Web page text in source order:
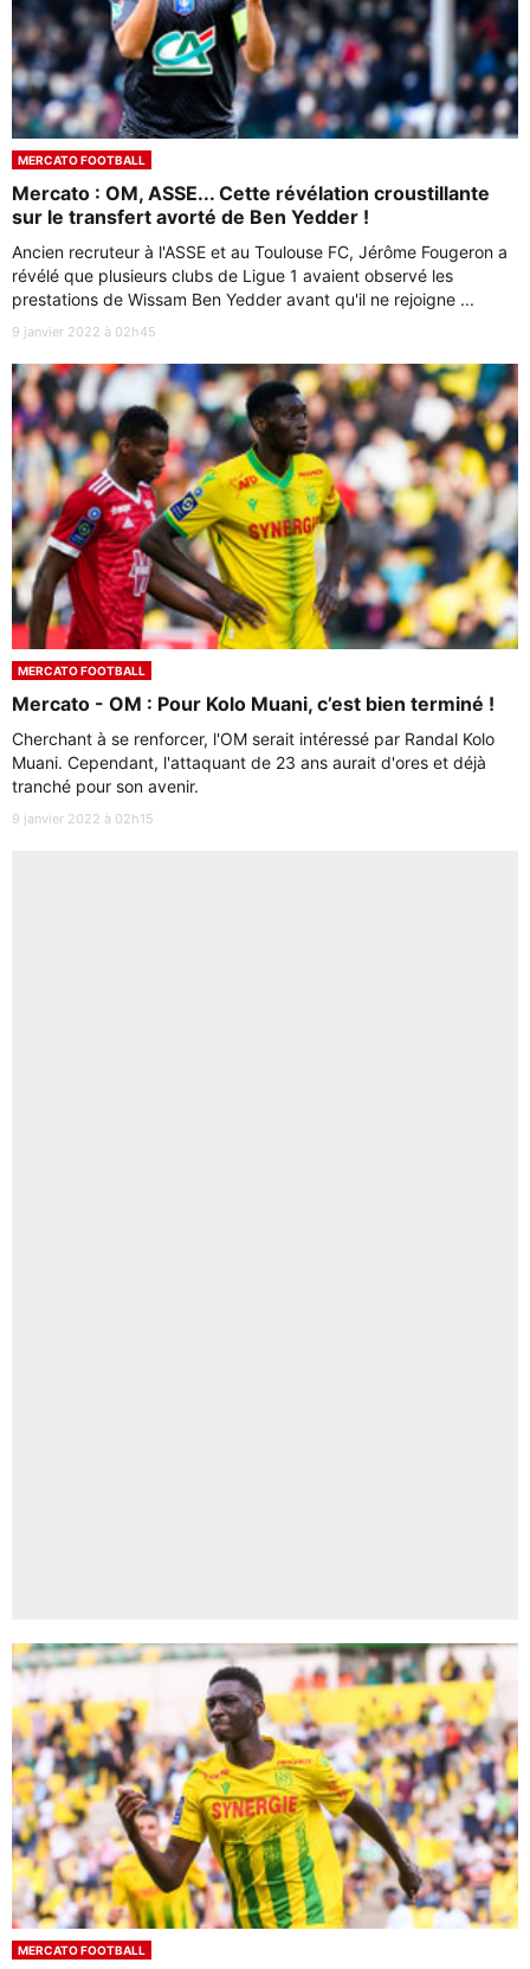
MERCATO FOOTBALL
Mercato : OM, ASSE... Cette révélation croustillante
sur le transfert avorté de Ben Yedder !
Ancien recruteur à l'ASSE et au Toulouse FC, Jérôme Fougeron a
révélé que plusieurs clubs de Ligue 1 avaient observé les
prestations de Wissam Ben Yedder avant qu'il ne rejoigne ...
9 janvier 2022 à 02h45
MERCATO FOOTBALL
Mercato - OM : Pour Kolo Muani, c’est bien terminé !
Cherchant à se renforcer, l'OM serait intéressé par Randal Kolo
Muani. Cependant, l'attaquant de 23 ans aurait d'ores et déjà
tranché pour son avenir.
9 janvier 2022 à 02h15
MERCATO FOOTBALL